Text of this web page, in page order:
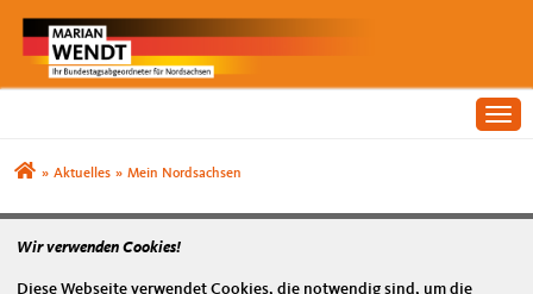
Sie sind hier
» Aktuelles » Mein Nordsachsen
MEIN NORDSACHSEN
Wir verwenden Cookies!
Diese Webseite verwendet Cookies, die notwendig sind, um die